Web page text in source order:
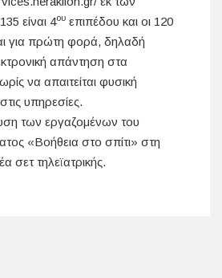
είναι 4ου επιπέδου και οι 120
για πρώτη φορά, δηλαδή
απάντηση στα
να απαιτείται φυσική
υπηρεσίες.
των εργαζομένων του
«Βοήθεια στο σπίτι» στη
σετ τηλεϊατρικής.